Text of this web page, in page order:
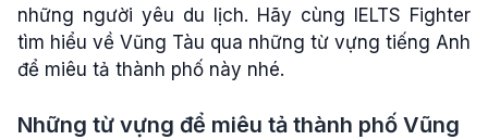
những người yêu du lịch. Hãy cùng IELTS Fighter
tìm hiểu về Vũng Tàu qua những từ vựng tiếng Anh
để miêu tả thành phố này nhé.
Những từ vựng để miêu tả thành phố Vũng